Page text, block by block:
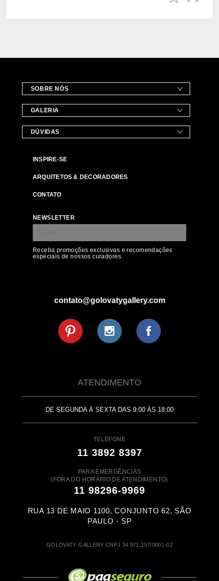
SOBRE NÓS
GALERIA
DÚVIDAS
INSPIRE-SE
ARQUITETOS & DECORADORES
CONTATO
NEWSLETTER
Receba promoções exclusivas e recomendações
especiais de nossos curadores
contato@golovatygallery.com
ATENDIMENTO
DE SEGUNDA À SEXTA DAS 9:00 ÀS 18:00
TELEFONE
11 3892 8397
PARA EMERGÊNCIAS
(FORA DO HORÁRIO DE ATENDIMENTO)
11 98296-9969
RUA 13 DE MAIO 1100, CONJUNTO 62, SÃO
PAULO - SP
GOLOVATY GALLERY CNPJ 34.971.257/0001-02